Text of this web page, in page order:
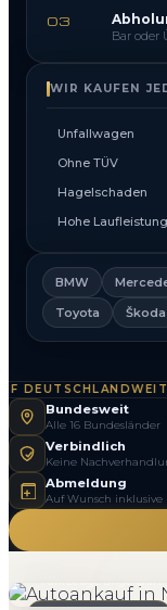
03
Bar oder
WIR KAUFEN
Unfallwagen
Ohne TÜV
Hagelschaden
Hohe Laufleistung
BMW
Toyota
Škoda
DEUTSCHLANDWEIT·
Bundesweit
Alle 16 Bundesländer
Verbindlich
Keine
Abmeldung
Auf Wunsch inklusive